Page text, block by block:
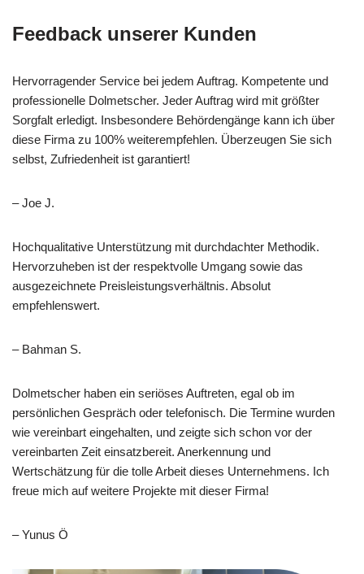
Feedback unserer Kunden
Hervorragender Service bei jedem Auftrag. Kompetente und
professionelle Dolmetscher. Jeder Auftrag wird mit größter
Sorgfalt erledigt. Insbesondere Behördengänge kann ich über
diese Firma zu 100% weiterempfehlen. Überzeugen Sie sich
selbst, Zufriedenheit ist garantiert!
– Joe J.
Hochqualitative Unterstützung mit durchdachter Methodik.
Hervorzuheben ist der respektvolle Umgang sowie das
ausgezeichnete Preisleistungsverhältnis. Absolut
empfehlenswert.
– Bahman S.
Dolmetscher haben ein seriöses Auftreten, egal ob im
persönlichen Gespräch oder telefonisch. Die Termine wurden
wie vereinbart eingehalten, und zeigte sich schon vor der
vereinbarten Zeit einsatzbereit. Anerkennung und
Wertschätzung für die tolle Arbeit dieses Unternehmens. Ich
freue mich auf weitere Projekte mit dieser Firma!
– Yunus Ö